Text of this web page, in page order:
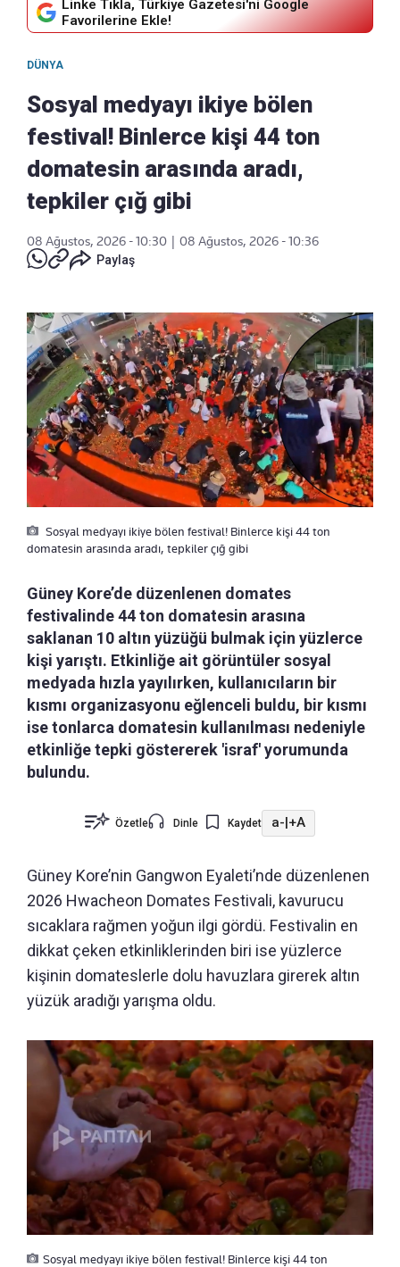
Linke Tıkla, Türkiye Gazetesi'ni Google
Favorilerine Ekle!
DÜNYA
Sosyal medyayı ikiye bölen
festival! Binlerce kişi 44 ton
domatesin arasında aradı,
tepkiler çığ gibi
08 Ağustos, 2026 - 10:30
08 Ağustos, 2026 - 10:36
Paylaş
Sosyal medyayı ikiye bölen festival! Binlerce kişi 44 ton
domatesin arasında aradı, tepkiler çığ gibi
Güney Kore’de düzenlenen domates
festivalinde 44 ton domatesin arasına
saklanan 10 altın yüzüğü bulmak için yüzlerce
kişi yarıştı. Etkinliğe ait görüntüler sosyal
medyada hızla yayılırken, kullanıcıların bir
kısmı organizasyonu eğlenceli buldu, bir kısmı
ise tonlarca domatesin kullanılması nedeniyle
etkinliğe tepki göstererek 'israf' yorumunda
bulundu.
Özetle Dinle Kaydet a- +A
Güney Kore’nin Gangwon Eyaleti’nde düzenlenen
2026 Hwacheon Domates Festivali, kavurucu
sıcaklara rağmen yoğun ilgi gördü. Festivalin en
dikkat çeken etkinliklerinden biri ise yüzlerce
kişinin domateslerle dolu havuzlara girerek altın
yüzük aradığı yarışma oldu.
Sosyal medyayı ikiye bölen festival! Binlerce kişi 44 ton